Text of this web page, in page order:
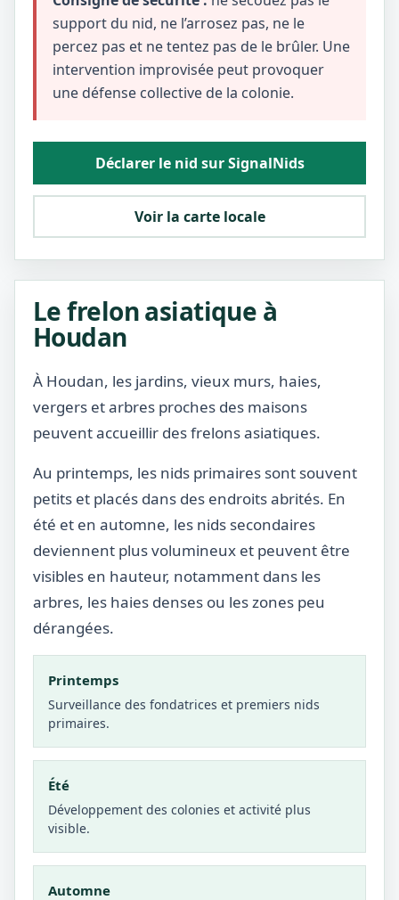
support du nid, ne l’arrosez pas, ne le
percez pas et ne tentez pas de le brûler. Une
intervention improvisée peut provoquer
une défense collective de la colonie.
Déclarer le nid sur SignalNids
Voir la carte locale
Le frelon asiatique à
Houdan
À Houdan, les jardins, vieux murs, haies,
vergers et arbres proches des maisons
peuvent accueillir des frelons asiatiques.
Au printemps, les nids primaires sont souvent
petits et placés dans des endroits abrités. En
été et en automne, les nids secondaires
deviennent plus volumineux et peuvent être
visibles en hauteur, notamment dans les
arbres, les haies denses ou les zones peu
dérangées.
Printemps
Surveillance des fondatrices et premiers nids
primaires.
Été
Développement des colonies et activité plus
visible.
Automne